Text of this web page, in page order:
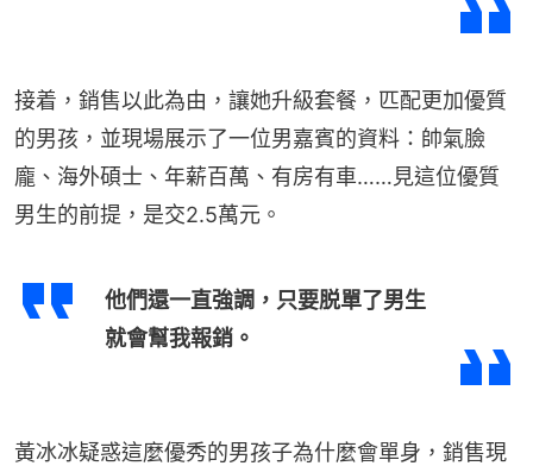
接着，銷售以此為由，讓她升級套餐，匹配更加優質
的男孩，並現場展示了一位男嘉賓的資料：帥氣臉
龐、海外碩士、年薪百萬、有房有車……見這位優質
男生的前提，是交2.5萬元。
他們還一直強調，只要脱單了男生
就會幫我報銷。
黃冰冰疑惑這麼優秀的男孩子為什麼會單身，銷售現